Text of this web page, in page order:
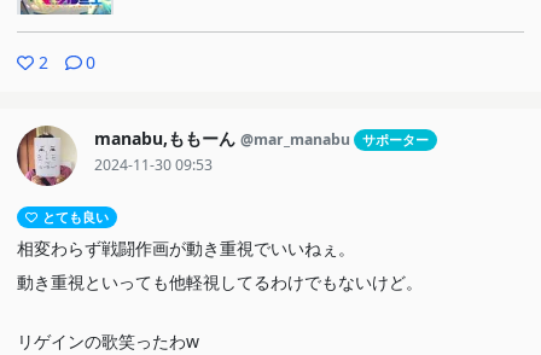
2 0
manabu,ももーん @mar_manabu サポーター
2024-11-30 09:53
とても良い
相変わらず戦闘作画が動き重視でいいねぇ。
動き重視といっても他軽視してるわけでもないけど。
リゲインの歌笑ったわw